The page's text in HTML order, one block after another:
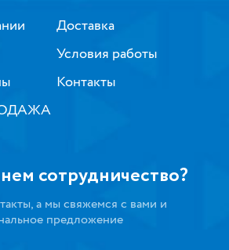
Доставка
Условия работы
Контакты
сотрудничество?
а мы свяжемся с вами и
предложение